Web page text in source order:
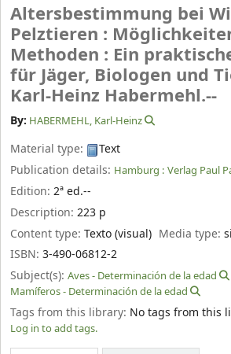
Altersbestimmung bei
Pelztieren :
Methoden : Ein
für Jäger, Biologen und
Karl-Heinz Habermehl.--
By: HABERMEHL, Karl-Heinz
Material type:
Text
Publication details: Hamburg : Verlag Paul
Edition: 2ª ed.--
Description: 223 p
Content type: Texto (visual) Media type:
ISBN: 3-490-06812-2
Subject(s): Aves - Determinación de la edad
Mamíferos - Determinación de la edad
Tags from this library: No tags from this
Log in to add tags.